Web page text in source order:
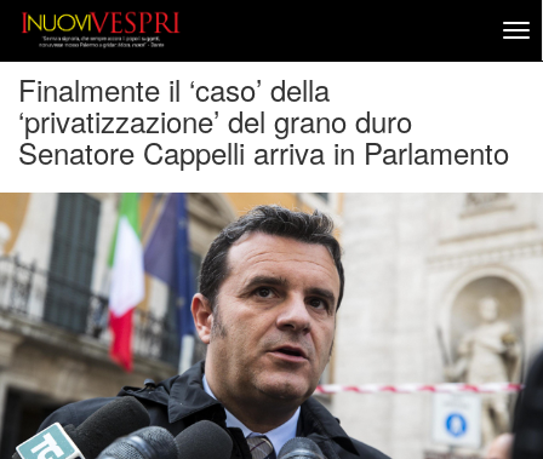
Finalmente il ‘caso’ della
‘privatizzazione’ del grano duro
Senatore Cappelli arriva in Parlamento